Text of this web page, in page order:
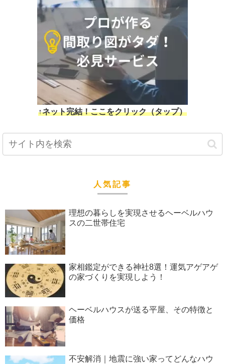
↑ネット完結！ここをクリック（タップ）
人気記事
理想の暮らしを実現させるヘーベルハウ
スの二世帯住宅
家相鑑定ができる神社8選！運気アゲアゲ
の家づくりを実現しよう！
ヘーベルハウスが送る平屋、その特徴と
価格
不安解消｜地震に強い家ってどんなハウ